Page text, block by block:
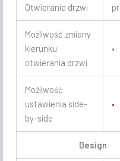
Otwieranie drzwi
Możliwość zmiany
kierunku
otwierania drzwi
•
Możliwość
ustawienia side-
by-side
•
Design